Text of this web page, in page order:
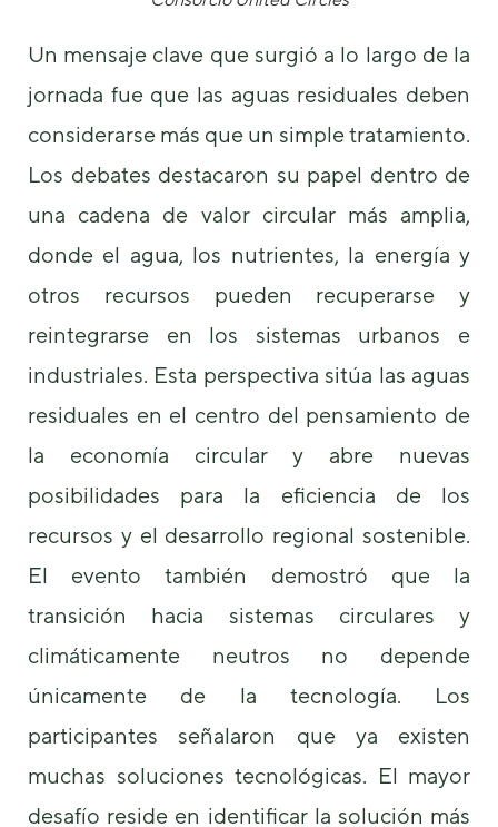
Un mensaje clave que surgió a lo largo de la
jornada fue que las aguas residuales deben
considerarse más que un simple tratamiento.
Los debates destacaron su papel dentro de
una cadena de valor circular más amplia,
donde el agua, los nutrientes, la energía y
otros recursos pueden recuperarse y
reintegrarse en los sistemas urbanos e
industriales. Esta perspectiva sitúa las aguas
residuales en el centro del pensamiento de
la economía circular y abre nuevas
posibilidades para la eficiencia de los
recursos y el desarrollo regional sostenible.
El evento también demostró que la
transición hacia sistemas circulares y
climáticamente neutros no depende
únicamente de la tecnología. Los
participantes señalaron que ya existen
muchas soluciones tecnológicas. El mayor
desafío reside en identificar la solución más